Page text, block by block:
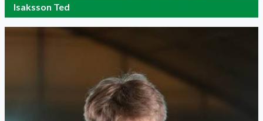
Isaksson Ted